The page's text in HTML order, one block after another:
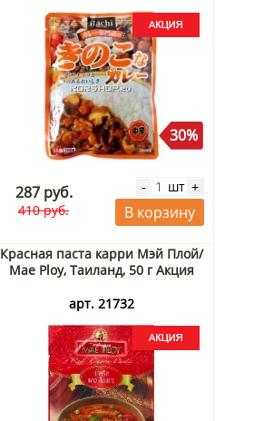
30%
287 руб.
410 руб.
- шт +
В корзину
Красная паста карри Мэй Плой/
Mae Ploy, Таиланд, 50 г Акция
арт. 21732